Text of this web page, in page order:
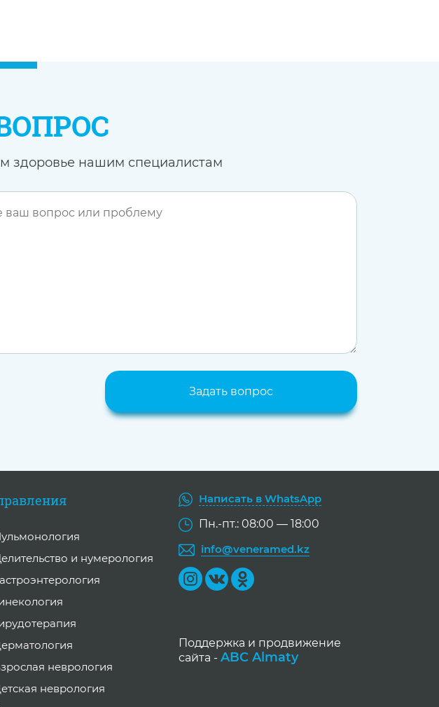
здоровье нашим специалистам
и нумерология
неврология
неврология
Написать в WhatsApp
Пн.-пт.: 08:00 — 18:00
info@veneramed.kz
Поддержка и продвижение
сайта - ABC Almaty